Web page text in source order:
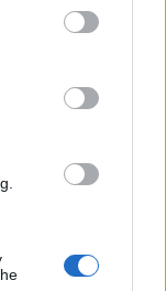
may click to
party tags to
in below Google